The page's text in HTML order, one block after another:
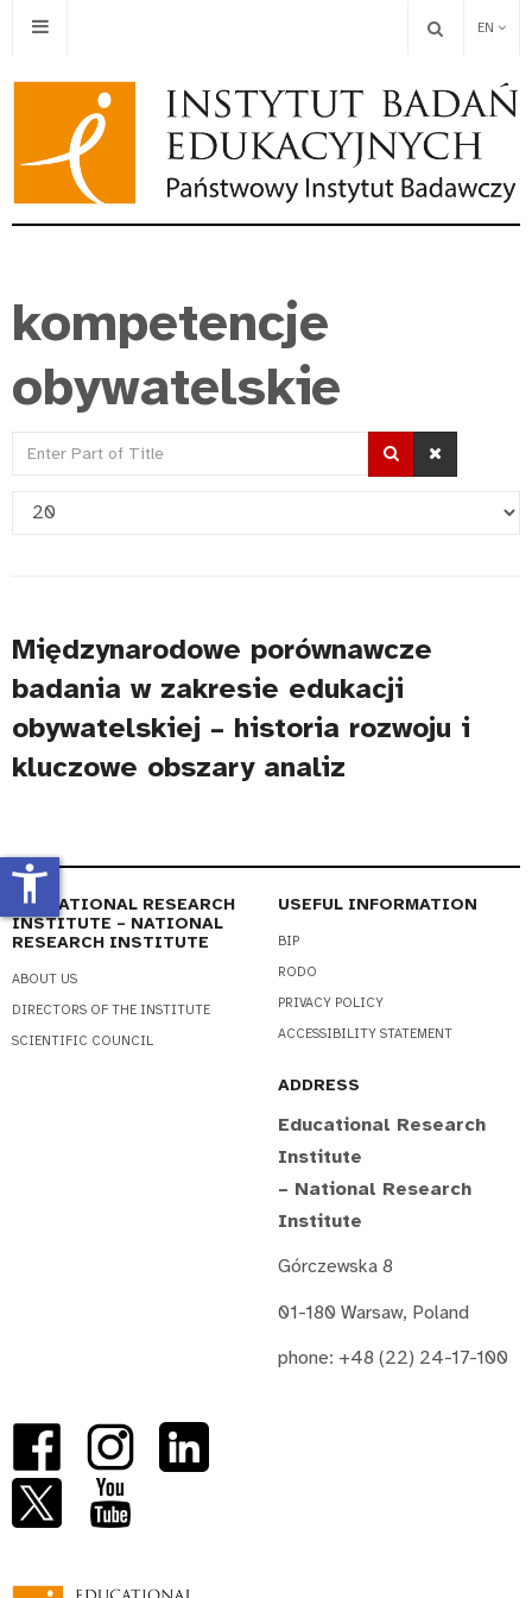
EN
kompetencje
obywatelskie
Enter
Display
Międzynarodowe porównawcze
badania w zakresie edukacji
obywatelskiej – historia rozwoju i
kluczowe obszary analiz
EDUCATIONAL RESEARCH
INSTITUTE – NATIONAL
RESEARCH INSTITUTE
ABOUT US
DIRECTORS OF THE INSTITUTE
SCIENTIFIC COUNCIL
USEFUL INFORMATION
BIP
RODO
PRIVACY POLICY
ACCESSIBILITY STATEMENT
ADDRESS
Educational Research
Institute
– National Research
Institute
Górczewska 8
01-180 Warsaw, Poland
phone: +48 (22) 24-17-100
accessibility_new